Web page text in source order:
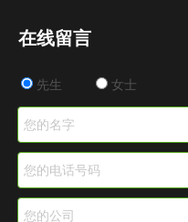
在线留言
先生 女士